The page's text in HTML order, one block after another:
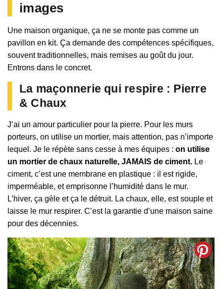
images
Une maison organique, ça ne se monte pas comme un
pavillon en kit. Ça demande des compétences spécifiques,
souvent traditionnelles, mais remises au goût du jour.
Entrons dans le concret.
La maçonnerie qui respire : Pierre
& Chaux
J’ai un amour particulier pour la pierre. Pour les murs
porteurs, on utilise un mortier, mais attention, pas n’importe
lequel. Je le répète sans cesse à mes équipes : on utilise
un mortier de chaux naturelle, JAMAIS de ciment. Le
ciment, c’est une membrane en plastique : il est rigide,
imperméable, et emprisonne l’humidité dans le mur.
L’hiver, ça gèle et ça le détruit. La chaux, elle, est souple et
laisse le mur respirer. C’est la garantie d’une maison saine
pour des décennies.